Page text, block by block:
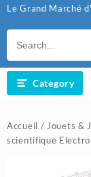
Le Grand Marché
Category
Accueil /Jouets &
scientifique